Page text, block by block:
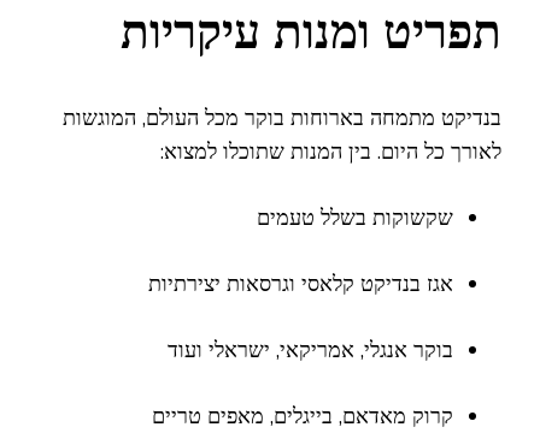
תפריט ומנות עיקריות
בנדיקט מתמחה בארוחות בוקר מכל העולם, המוגשות
לאורך כל היום. בין המנות שתוכלו למצוא:
שקשוקות בשלל טעמים
אגז בנדיקט קלאסי וגרסאות יצירתיות
בוקר אנגלי, אמריקאי, ישראלי ועוד
קרוק מאדאם, בייגלים, מאפים טריים